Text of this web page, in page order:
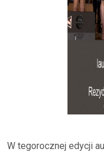
W tegorocznej edycji